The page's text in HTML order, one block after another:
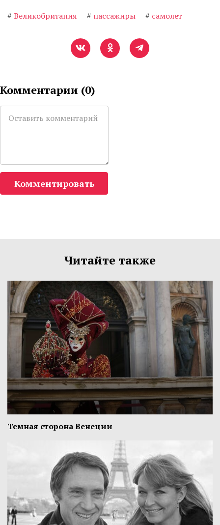
# Великобритания # пассажиры # самолет
Комментарии (0)
Комментировать
Читайте также
Темная сторона Венеции